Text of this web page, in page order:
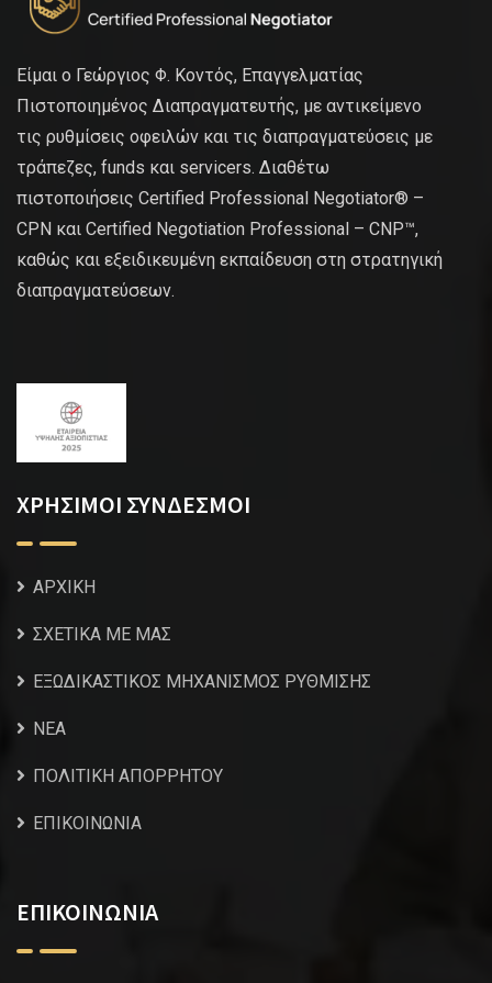
Είμαι ο Γεώργιος Φ. Κοντός, Επαγγελματίας
Πιστοποιημένος Διαπραγματευτής, με αντικείμενο
τις ρυθμίσεις οφειλών και τις διαπραγματεύσεις με
τράπεζες, funds και servicers. Διαθέτω
πιστοποιήσεις Certified Professional Negotiator® –
CPN και Certified Negotiation Professional – CNP™,
καθώς και εξειδικευμένη εκπαίδευση στη στρατηγική
διαπραγματεύσεων.
ΧΡΗΣΙΜΟΙ ΣΥΝΔΕΣΜΟΙ
ΑΡΧΙΚΗ
ΣΧΕΤΙΚΑ ΜΕ ΜΑΣ
ΕΞΩΔΙΚΑΣΤΙΚΟΣ ΜΗΧΑΝΙΣΜΟΣ ΡΥΘΜΙΣΗΣ
NEA
ΠΟΛΙΤΙΚΗ ΑΠΟΡΡΗΤΟΥ
ΕΠΙΚΟΙΝΩΝΙΑ
ΕΠΙΚΟΙΝΩΝΙΑ